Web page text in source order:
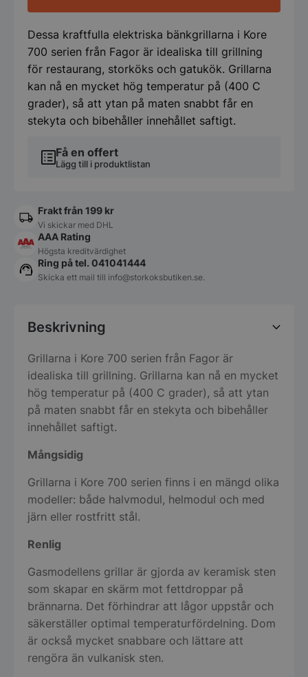
Få en offert
Lägg till i produktlistan
Dessa kraftfulla elektriska bänkgrillarna i Kore
700 serien från Fagor är idealiska till grillning
för restaurang, storköks och gatukök. Grillarna
kan nå en mycket hög temperatur på (400 C
grader), så att ytan på maten snabbt får en
stekyta och bibehåller innehållet saftigt.
Frakt från 199 kr
Vi skickar med DHL
AAA Rating
Högsta kreditvärdighet
Ring på tel. 041041444
Skicka ett mail till info@storkoksbutiken.se.
Beskrivning
Grillarna i Kore 700 serien från Fagor är
idealiska till grillning. Grillarna kan nå en mycket
hög temperatur på (400 C grader), så att ytan
på maten snabbt får en stekyta och bibehåller
innehållet saftigt.
Mångsidig
Grillarna i Kore 700 serien finns i en mängd olika
modeller: både halvmodul, helmodul och med
järn eller rostfritt stål.
Renlig
Gasmodellens grillar är gjorda av keramisk sten
som skapar en skärm mot fettdroppar på
brännarna. Det förhindrar att lågor uppstår och
säkerställer optimal temperaturfördelning. Dom
är också mycket snabbare och lättare att
rengöra än vulkanisk sten.